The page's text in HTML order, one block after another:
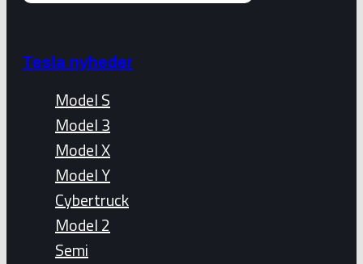
Tesla nyheder
Model S
Model 3
Model X
Model Y
Cybertruck
Model 2
Semi